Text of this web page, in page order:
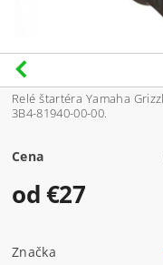
Relé štartéra Yamaha
3B4-81940-00-00.
Cena
od €27
Značka